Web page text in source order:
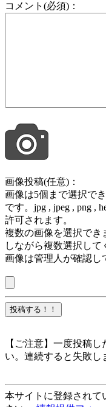
コメント(必須)：
画像投稿(任意)：
画像は5個まで選択で
です。jpg , jpeg , png ,
許可されます。
複数の画像を選択でき
しながら複数選択して
画像は管理人が確認し
【ご注意】一度投稿
い。連続すると失敗し
本サイトに登録されて